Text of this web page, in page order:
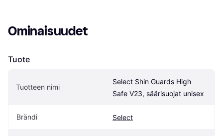
Ominaisuudet
Tuote
Tuotteen nimi
Select Shin Guards High
Safe V23, säärisuojat unisex
Brändi Select